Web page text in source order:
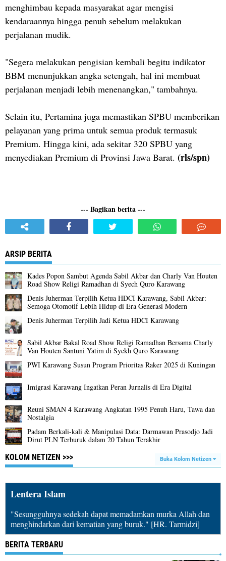
menghimbau kepada masyarakat agar mengisi
kendaraannya hingga penuh sebelum melakukan
perjalanan mudik.
"Segera melakukan pengisian kembali begitu indikator
BBM menunjukkan angka setengah, hal ini membuat
perjalanan menjadi lebih menenangkan," tambahnya.
Selain itu, Pertamina juga memastikan SPBU memberikan
pelayanan yang prima untuk semua produk termasuk
Premium. Hingga kini, ada sekitar 320 SPBU yang
menyediakan Premium di Provinsi Jawa Barat. (rls/spn)
--- Bagikan berita ---
ARSIP BERITA
Kades Popon Sambut Agenda Sabil Akbar dan Charly Van Houten
Road Show Religi Ramadhan di Syech Quro Karawang
Denis Juherman Terpilih Ketua HDCI Karawang, Sabil Akbar:
Semoga Otomotif Lebih Hidup di Era Generasi Modern
Denis Juherman Terpilih Jadi Ketua HDCI Karawang
Sabil Akbar Bakal Road Show Religi Ramadhan Bersama Charly
Van Houten Santuni Yatim di Syekh Quro Karawang
PWI Karawang Susun Program Prioritas Raker 2025 di Kuningan
Imigrasi Karawang Ingatkan Peran Jurnalis di Era Digital
Reuni SMAN 4 Karawang Angkatan 1995 Penuh Haru, Tawa dan
Nostalgia
Padam Berkali-kali & Manipulasi Data: Darmawan Prasodjo Jadi
Dirut PLN Terburuk dalam 20 Tahun Terakhir
KOLOM NETIZEN >>>
Buka Kolom Netizen
Lentera Islam
"Sesungguhnya sedekah dapat memadamkan murka Allah dan
menghindarkan dari kematian yang buruk." [HR. Tarmidzi]
BERITA TERBARU